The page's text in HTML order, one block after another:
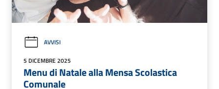
AVVISI
5 DICEMBRE 2025
Menu di Natale alla Mensa Scolastica
Comunale